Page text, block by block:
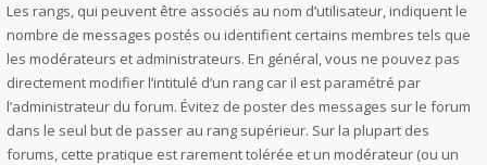
Les rangs, qui peuvent être associés au nom d’utilisateur, indiquent le
nombre de messages postés ou identifient certains membres tels que
les modérateurs et administrateurs. En général, vous ne pouvez pas
directement modifier l’intitulé d’un rang car il est paramétré par
l’administrateur du forum. Évitez de poster des messages sur le forum
dans le seul but de passer au rang supérieur. Sur la plupart des
forums, cette pratique est rarement tolérée et un modérateur (ou un